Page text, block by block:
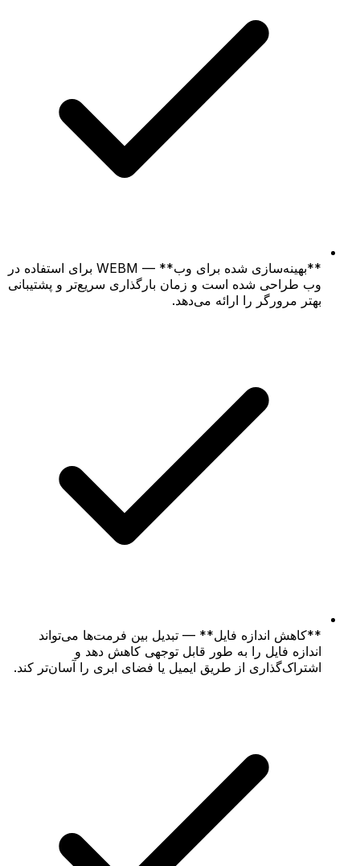
**بهینه‌سازی شده برای وب** — WEBM برای استفاده در
وب طراحی شده است و زمان بارگذاری سریع‌تر و پشتیبانی
بهتر مرورگر را ارائه می‌دهد.
**کاهش اندازه فایل** — تبدیل بین فرمت‌ها می‌تواند
اندازه فایل را به طور قابل توجهی کاهش دهد و
اشتراک‌گذاری از طریق ایمیل یا فضای ابری را آسان‌تر کند.